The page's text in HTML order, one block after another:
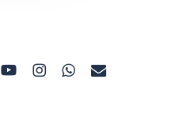
youtubeinstagramwhatsapp
email